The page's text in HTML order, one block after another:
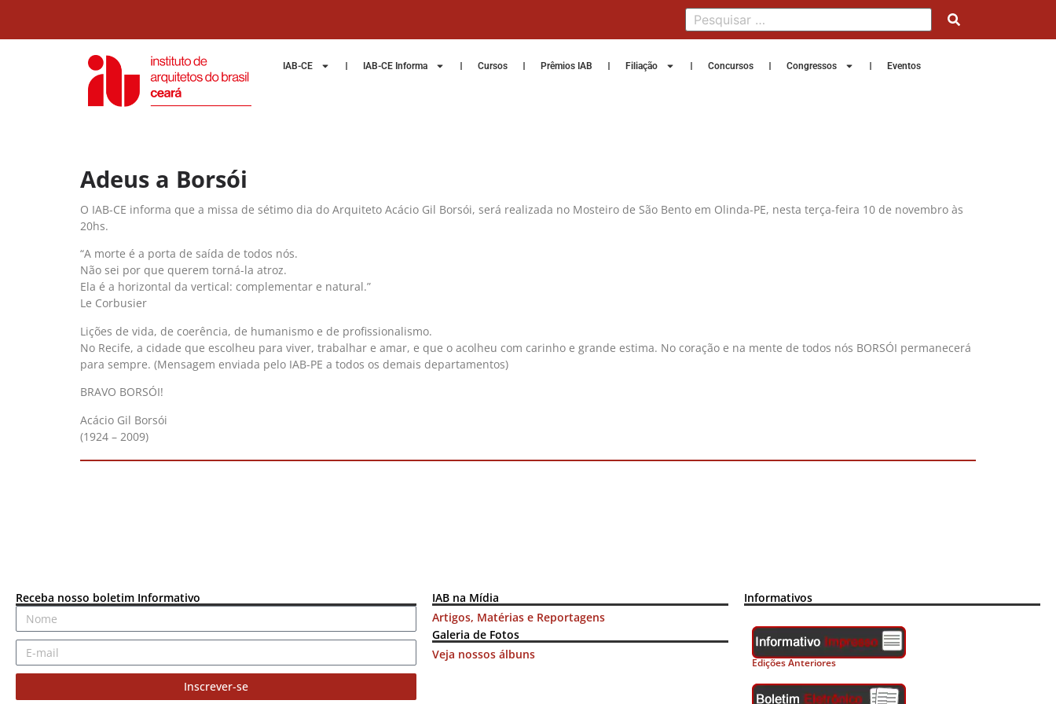
IAB-CE IAB-CE Informa Cursos Prêmios IAB Filiação Concursos Congressos Eventos
Adeus a Borsói
O IAB-CE informa que a missa de sétimo dia do Arquiteto Acácio Gil Borsói, será realizada no Mosteiro de São Bento em Olinda-PE, nesta terça-feira 10 de novembro às
20hs.
“A morte é a porta de saída de todos nós.
Não sei por que querem torná-la atroz.
Ela é a horizontal da vertical: complementar e natural.”
Le Corbusier
Lições de vida, de coerência, de humanismo e de profissionalismo.
No Recife, a cidade que escolheu para viver, trabalhar e amar, e que o acolheu com carinho e grande estima. No coração e na mente de todos nós BORSÓI permanecerá
para sempre. (Mensagem enviada pelo IAB-PE a todos os demais departamentos)
BRAVO BORSÓI!
Acácio Gil Borsói
(1924 – 2009)
Receba nosso boletim Informativo
Inscrever-se
IAB na Mídia
Artigos, Matérias e Reportagens
Galeria de Fotos
Veja nossos álbuns
Informativos
Edições Anteriores